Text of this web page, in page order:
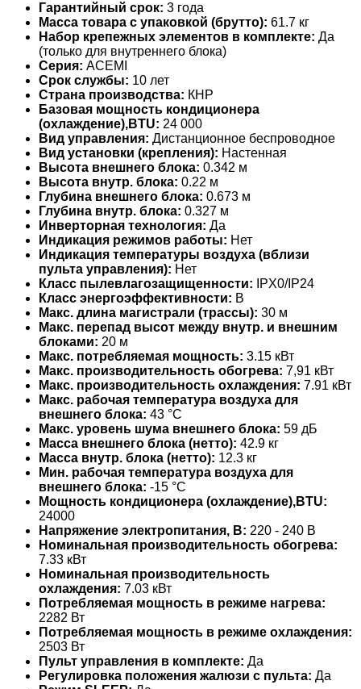
Гарантийный срок: 3 года
Масса товара с упаковкой (брутто): 61.7 кг
Набор крепежных элементов в комплекте: Да
(только для внутреннего блока)
Серия: ACEMI
Срок службы: 10 лет
Страна производства: КНР
Базовая мощность кондиционера
(охлаждение),BTU: 24 000
Вид управления: Дистанционное беспроводное
Вид установки (крепления): Настенная
Высота внешнего блока: 0.342 м
Высота внутр. блока: 0.22 м
Глубина внешнего блока: 0.673 м
Глубина внутр. блока: 0.327 м
Инверторная технология: Да
Индикация режимов работы: Нет
Индикация температуры воздуха (вблизи
пульта управления): Нет
Класс пылевлагозащищенности: IPX0/IP24
Класс энергоэффективности: B
Макс. длина магистрали (трассы): 30 м
Макс. перепад высот между внутр. и внешним
блоками: 20 м
Макс. потребляемая мощность: 3.15 кВт
Макс. производительность обогрева: 7,91 кВт
Макс. производительность охлаждения: 7.91 кВт
Макс. рабочая температура воздуха для
внешнего блока: 43 °С
Макс. уровень шума внешнего блока: 59 дБ
Масса внешнего блока (нетто): 42.9 кг
Масса внутр. блока (нетто): 12.3 кг
Мин. рабочая температура воздуха для
внешнего блока: -15 °С
Мощность кондиционера (охлаждение),BTU:
24000
Напряжение электропитания, В: 220 - 240 В
Номинальная производительность обогрева:
7.33 кВт
Номинальная производительность
охлаждения: 7.03 кВт
Потребляемая мощность в режиме нагрева:
2282 Вт
Потребляемая мощность в режиме охлаждения:
2503 Вт
Пульт управления в комплекте: Да
Регулировка положения жалюзи с пульта: Да